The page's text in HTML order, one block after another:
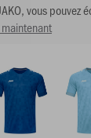
vous pouvez
maintenant